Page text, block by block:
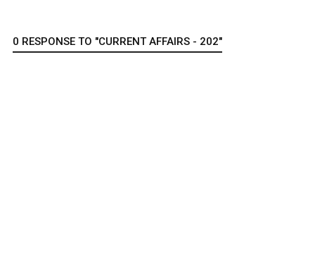
0 RESPONSE TO "CURRENT AFFAIRS - 202"